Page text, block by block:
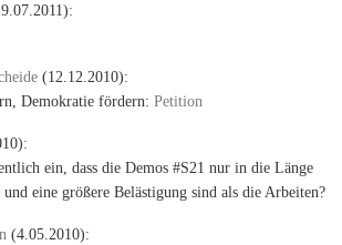
(12.12.2010):
Demokratie fördern: Petition
ein, dass die Demos #S21 nur in die Länge
eine größere Belästigung sind als die Arbeiten?
(4.05.2010):